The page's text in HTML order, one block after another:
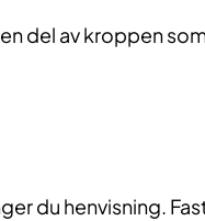
del av kroppen
du henvisning.